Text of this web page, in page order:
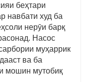
беҳтари
навбати худ ба
нерӯи барқ
Насос
муҳаррик
ва ба
мошин мутобиқ